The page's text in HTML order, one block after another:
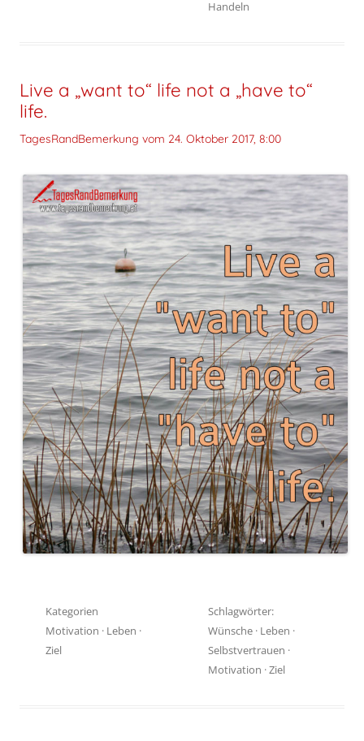
Handeln
Live a „want to“ life not a „have to“
life.
TagesRandBemerkung vom 24. Oktober 2017, 8:00
Kategorien
Motivation · Leben ·
Ziel
Schlagwörter:
Wünsche · Leben ·
Selbstvertrauen ·
Motivation ·Ziel